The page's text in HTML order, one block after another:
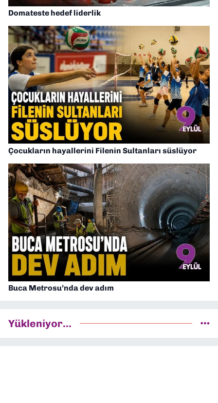
Domateste hedef liderlik
Çocukların hayallerini Filenin Sultanları süslüyor
Buca Metrosu’nda dev adım
Yükleniyor...